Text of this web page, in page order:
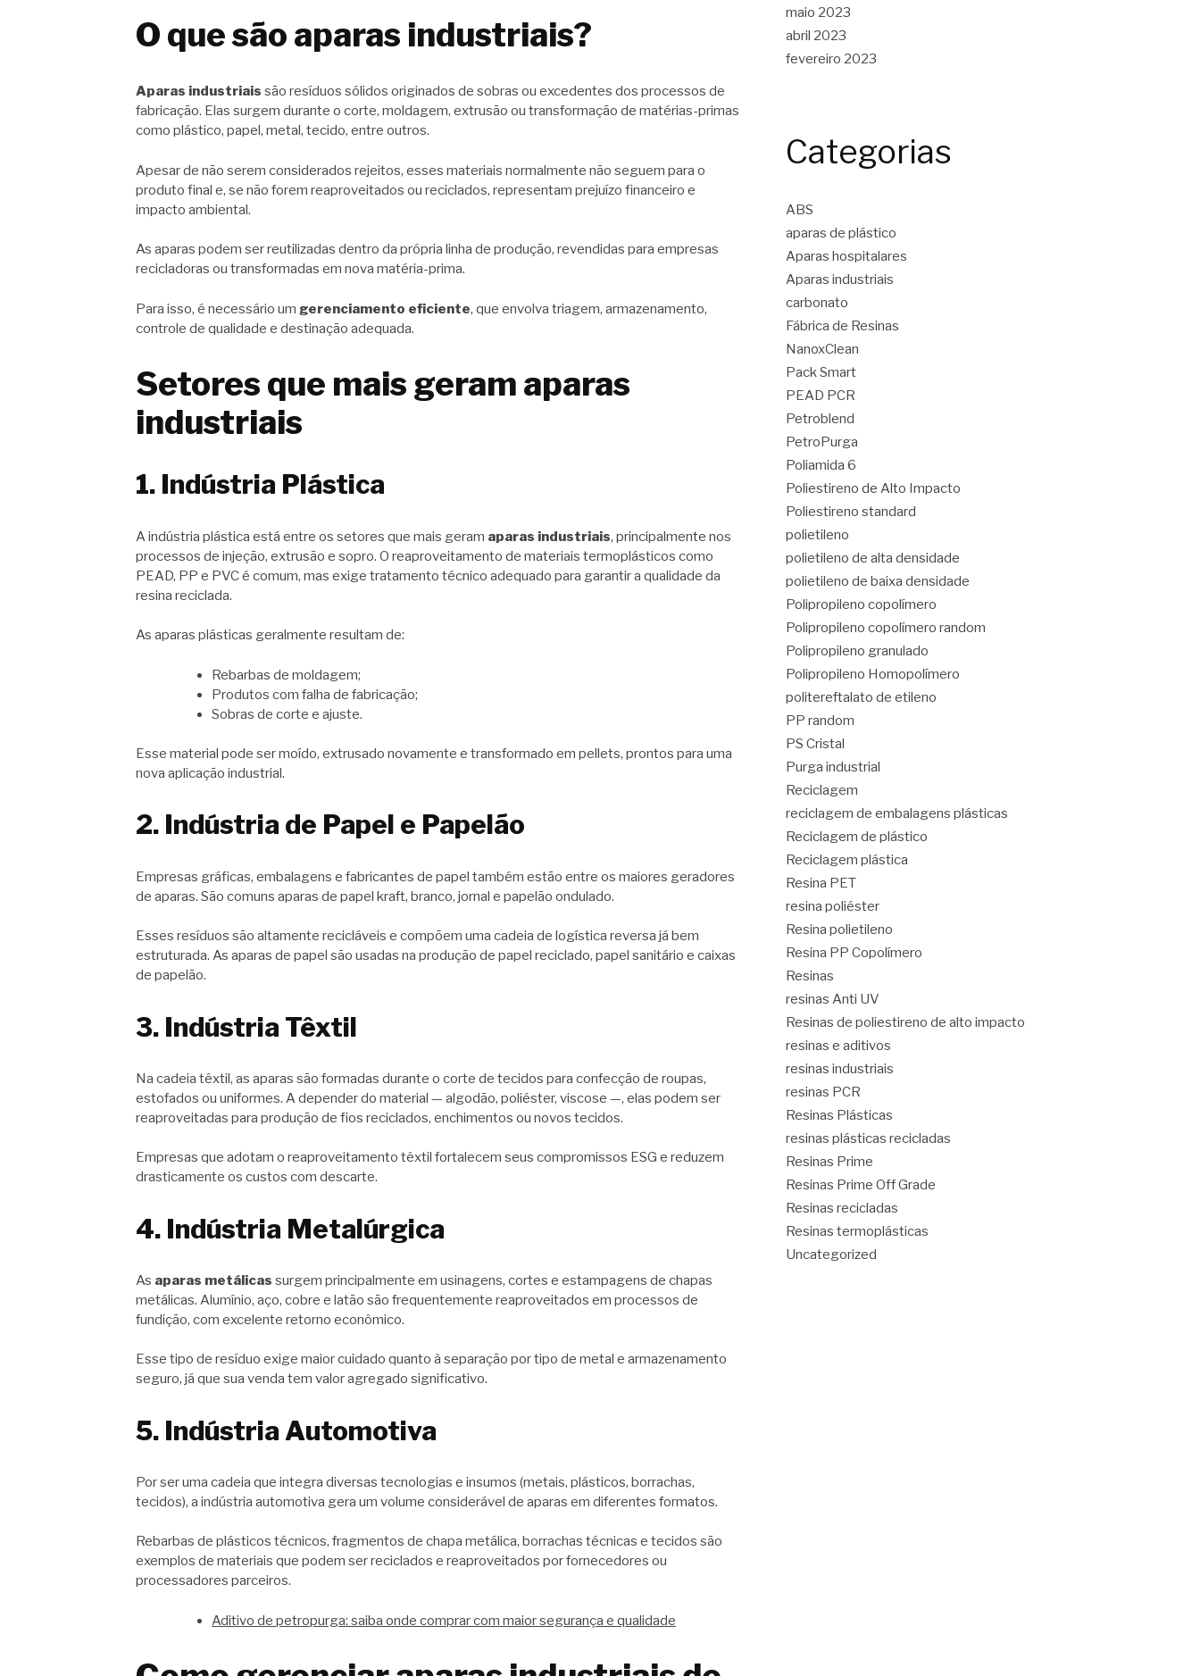
O que são aparas industriais?
Aparas industriais são resíduos sólidos originados de sobras ou excedentes dos processos de
fabricação. Elas surgem durante o corte, moldagem, extrusão ou transformação de matérias-primas
como plástico, papel, metal, tecido, entre outros.
Apesar de não serem considerados rejeitos, esses materiais normalmente não seguem para o
produto final e, se não forem reaproveitados ou reciclados, representam prejuízo financeiro e
impacto ambiental.
As aparas podem ser reutilizadas dentro da própria linha de produção, revendidas para empresas
recicladoras ou transformadas em nova matéria-prima.
Para isso, é necessário um gerenciamento eficiente, que envolva triagem, armazenamento,
controle de qualidade e destinação adequada.
Setores que mais geram aparas
industriais
1. Indústria Plástica
A indústria plástica está entre os setores que mais geram aparas industriais, principalmente nos
processos de injeção, extrusão e sopro. O reaproveitamento de materiais termoplásticos como
PEAD, PP e PVC é comum, mas exige tratamento técnico adequado para garantir a qualidade da
resina reciclada.
As aparas plásticas geralmente resultam de:
Rebarbas de moldagem;
Produtos com falha de fabricação;
Sobras de corte e ajuste.
Esse material pode ser moído, extrusado novamente e transformado em pellets, prontos para uma
nova aplicação industrial.
2. Indústria de Papel e Papelão
Empresas gráficas, embalagens e fabricantes de papel também estão entre os maiores geradores
de aparas. São comuns aparas de papel kraft, branco, jornal e papelão ondulado.
Esses resíduos são altamente recicláveis e compõem uma cadeia de logística reversa já bem
estruturada. As aparas de papel são usadas na produção de papel reciclado, papel sanitário e caixas
de papelão.
3. Indústria Têxtil
Na cadeia têxtil, as aparas são formadas durante o corte de tecidos para confecção de roupas,
estofados ou uniformes. A depender do material — algodão, poliéster, viscose —, elas podem ser
reaproveitadas para produção de fios reciclados, enchimentos ou novos tecidos.
Empresas que adotam o reaproveitamento têxtil fortalecem seus compromissos ESG e reduzem
drasticamente os custos com descarte.
4. Indústria Metalúrgica
As aparas metálicas surgem principalmente em usinagens, cortes e estampagens de chapas
metálicas. Alumínio, aço, cobre e latão são frequentemente reaproveitados em processos de
fundição, com excelente retorno econômico.
Esse tipo de resíduo exige maior cuidado quanto à separação por tipo de metal e armazenamento
seguro, já que sua venda tem valor agregado significativo.
5. Indústria Automotiva
Por ser uma cadeia que integra diversas tecnologias e insumos (metais, plásticos, borrachas,
tecidos), a indústria automotiva gera um volume considerável de aparas em diferentes formatos.
Rebarbas de plásticos técnicos, fragmentos de chapa metálica, borrachas técnicas e tecidos são
exemplos de materiais que podem ser reciclados e reaproveitados por fornecedores ou
processadores parceiros.
Aditivo de petropurga: saiba onde comprar com maior segurança e qualidade
maio 2023
abril 2023
fevereiro 2023
Categorias
ABS
aparas de plástico
Aparas hospitalares
Aparas industriais
carbonato
Fábrica de Resinas
NanoxClean
Pack Smart
PEAD PCR
Petroblend
PetroPurga
Poliamida 6
Poliestireno de Alto Impacto
Poliestireno standard
polietileno
polietileno de alta densidade
polietileno de baixa densidade
Polipropileno copolímero
Polipropileno copolímero random
Polipropileno granulado
Polipropileno Homopolímero
politereftalato de etileno
PP random
PS Cristal
Purga industrial
Reciclagem
reciclagem de embalagens plásticas
Reciclagem de plástico
Reciclagem plástica
Resina PET
resina poliéster
Resina polietileno
Resina PP Copolímero
Resinas
resinas Anti UV
Resinas de poliestireno de alto impacto
resinas e aditivos
resinas industriais
resinas PCR
Resinas Plásticas
resinas plásticas recicladas
Resinas Prime
Resinas Prime Off Grade
Resinas recicladas
Resinas termoplásticas
Uncategorized